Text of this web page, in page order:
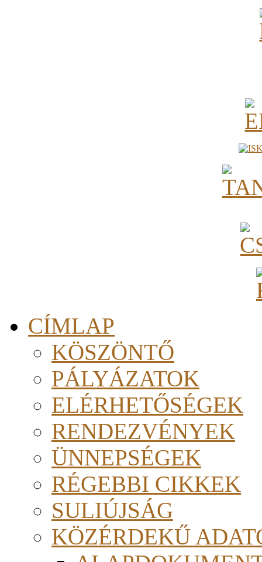
CÍMLAP
KÖSZÖNTŐ
PÁLYÁZATOK
ELÉRHETŐSÉGEK
RENDEZVÉNYEK
ÜNNEPSÉGEK
RÉGEBBI CIKKEK
SULIÚJSÁG
KÖZÉRDEKŰ